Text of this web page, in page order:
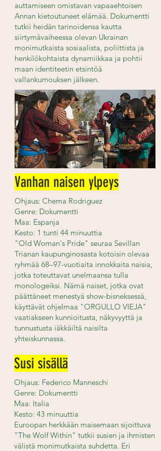
auttamiseen omistavan vapaaehtoisen
Annan kietoutuneet elämää. Dokumentti
tutkii heidän tarinoidensa kautta
siirtymävaiheessa olevan Ukrainan
monimutkaista sosiaalista, poliittista ja
henkilökohtaista dynamiikkaa ja pohtii
maan identiteetin etsintöä
vallankumouksen jälkeen.
Vanhan naisen ylpeys
Ohjaus: Chema Rodriguez
Genre: Dokumentti
Maa: Espanja
Kesto: 1 tunti 44 minuuttia
"Old Woman's Pride" seuraa Sevillan
Trianan kaupunginosasta kotoisin olevaa
ryhmää 68–97-vuotiaita innokkaita naisia,
jotka toteuttavat unelmaansa tulla
monologeiksi. Nämä naiset, jotka ovat
päättäneet menestyä show-bisneksessä,
käyttävät ohjelmaa "ORGULLO VIEJA"
vaatiakseen kunnioitusta, näkyvyyttä ja
tunnustusta iäkkäiltä naisilta
yhteiskunnassa.
Susi sisällä
Ohjaus: Federico Manneschi
Genre: Dokumentti
Maa: Italia
Kesto: 43 minuuttia
Euroopan herkkään maisemaan sijoittuva
"The Wolf Within" tutkii susien ja ihmisten
välistä monimutkaista suhdetta. Eri